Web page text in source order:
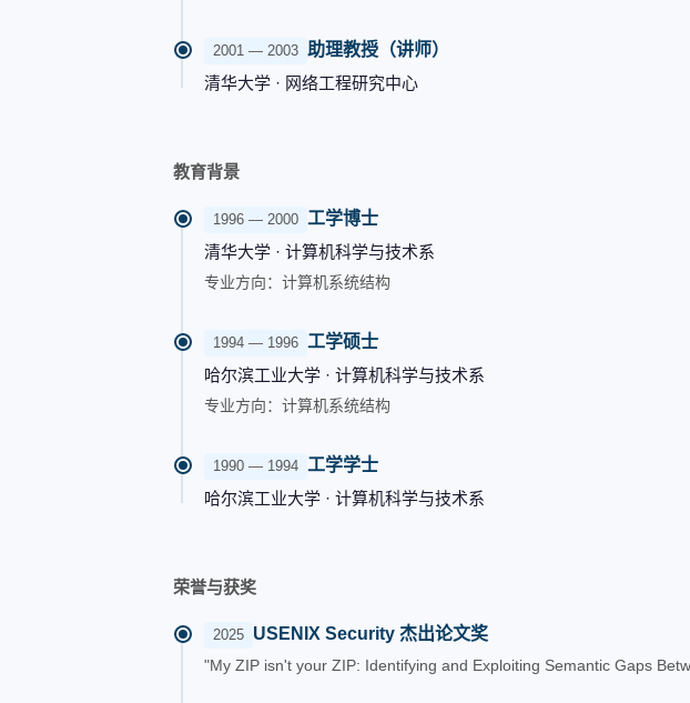
2001 — 2003 助理教授（讲师）
清华大学 · 网络工程研究中心
教育背景
1996 — 2000 工学博士
清华大学 · 计算机科学与技术系
专业方向：计算机系统结构
1994 — 1996 工学硕士
哈尔滨工业大学 · 计算机科学与技术系
专业方向：计算机系统结构
1990 — 1994 工学学士
哈尔滨工业大学 · 计算机科学与技术系
荣誉与获奖
2025 USENIX Security 杰出论文奖
"My ZIP isn't your ZIP: Identifying and Exploiting Semantic Gaps